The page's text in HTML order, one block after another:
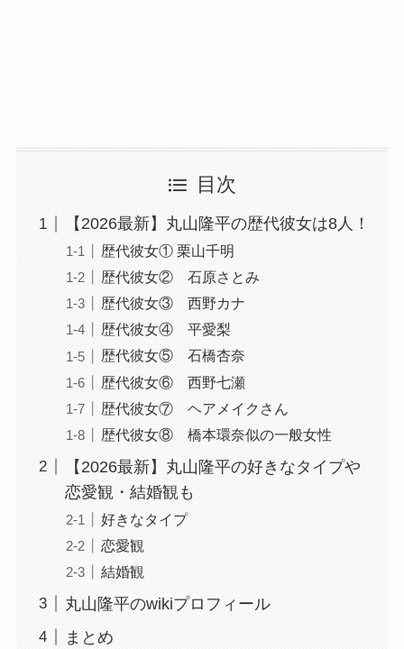
目次
【2026最新】丸山隆平の歴代彼女は8人！
歴代彼女① 栗山千明
歴代彼女② 石原さとみ
歴代彼女③ 西野カナ
歴代彼女④ 平愛梨
歴代彼女⑤ 石橋杏奈
歴代彼女⑥ 西野七瀬
歴代彼女⑦ ヘアメイクさん
歴代彼女⑧ 橋本環奈似の一般女性
【2026最新】丸山隆平の好きなタイプや
恋愛観・結婚観も
好きなタイプ
恋愛観
結婚観
丸山隆平のwikiプロフィール
まとめ